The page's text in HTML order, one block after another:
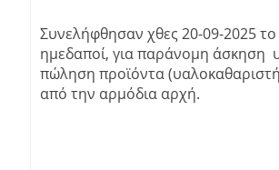
Συνελήφθησαν χθες 20-09-2025
ημεδαποί, για παράνομη άσκηση
πώληση προϊόντα
από την αρμόδια αρχή.